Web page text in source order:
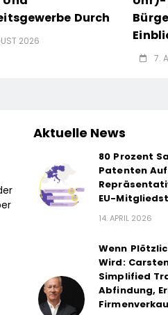
Durch
2026
7.
Aktuelle News
80 Prozent
Patenten
EU-
14. APRIL 2026
Wenn
Wird:
Simplified
Abfindung,